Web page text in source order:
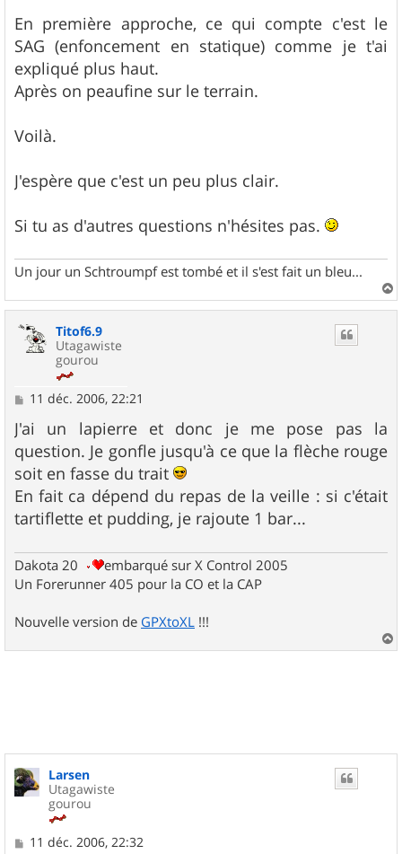
En première approche, ce qui compte c'est le
SAG (enfoncement en statique) comme je t'ai
expliqué plus haut.
Après on peaufine sur le terrain.
Voilà.
J'espère que c'est un peu plus clair.
Si tu as d'autres questions n'hésites pas.
Un jour un Schtroumpf est tombé et il s'est fait un bleu...
a
Titof6.9
Utagawiste
gourou
M
s
s
a
g
e
11 déc. 2006, 22:21
J'ai un lapierre et donc je me pose pas la
question. Je gonfle jusqu'à ce que la flèche rouge
soit en fasse du trait
En fait ca dépend du repas de la veille : si c'était
tartiflette et pudding, je rajoute 1 bar...
Dakota 20
embarqué sur X Control 2005
Un Forerunner 405 pour la CO et la CAP
Nouvelle version de GPXtoXL !!!
a
Larsen
Utagawiste
gourou
M11 déc. 2006, 22:32